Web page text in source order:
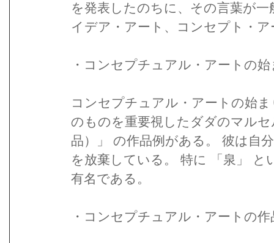
を発表したのちに、その言葉が
イデア・アート、コンセプト・
・コンセプチュアル・アートの
コンセプチュアル・アートの始
のものを重要視したダダのマル
品）」 の作品例がある。 彼は自
を放棄している。 特に 「泉」
有名である。
・コンセプチュアル・アートの作